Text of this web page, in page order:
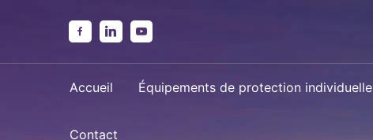
Accueil Équipements de protection individuelle
Contact